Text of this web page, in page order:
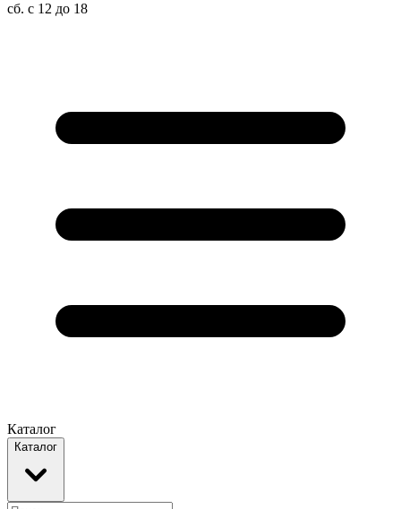
сб. с 12 до 18
Каталог
Каталог